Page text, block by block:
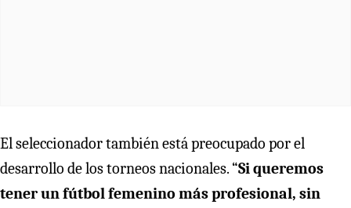
El seleccionador también está preocupado por el
desarrollo de los torneos nacionales. “Si queremos
tener un fútbol femenino más profesional, sin